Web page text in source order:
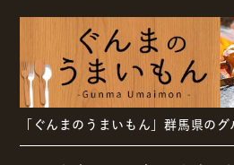
「ぐんまのうまいもん」群馬県のグ